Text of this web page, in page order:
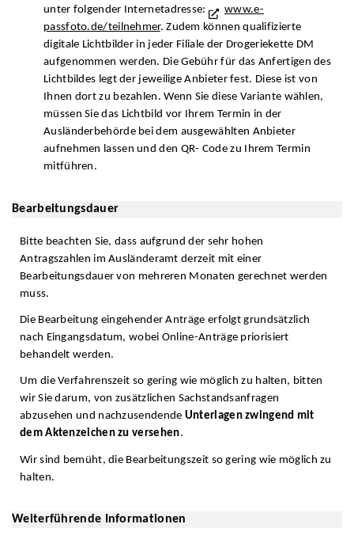
unter folgender Internetadresse:
www.e-
passfoto.de/teilnehmer. Zudem können qualifizierte
digitale Lichtbilder in jeder Filiale der Drogeriekette DM
aufgenommen werden. Die Gebühr für das Anfertigen des
Lichtbildes legt der jeweilige Anbieter fest. Diese ist von
Ihnen dort zu bezahlen. Wenn Sie diese Variante wählen,
müssen Sie das Lichtbild vor Ihrem Termin in der
Ausländerbehörde bei dem ausgewählten Anbieter
aufnehmen lassen und den QR- Code zu Ihrem Termin
mitführen.
Bearbeitungsdauer
Bitte beachten Sie, dass aufgrund der sehr hohen
Antragszahlen im Ausländeramt derzeit mit einer
Bearbeitungsdauer von mehreren Monaten gerechnet werden
muss.
Die Bearbeitung eingehender Anträge erfolgt grundsätzlich
nach Eingangsdatum, wobei Online-Anträge priorisiert
behandelt werden.
Um die Verfahrenszeit so gering wie möglich zu halten, bitten
wir Sie darum, von zusätzlichen Sachstandsanfragen
abzusehen und nachzusendende Unterlagen zwingend mit
dem Aktenzeichen zu versehen.
Wir sind bemüht, die Bearbeitungszeit so gering wie möglich zu
halten.
Weiterführende Informationen